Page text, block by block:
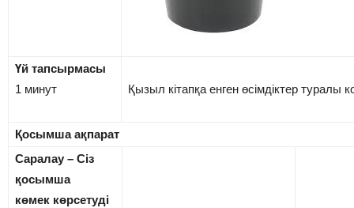
Үй тапсырмасы
1 минут
Қызыл кітапқа енген өсімдіктер туралы
Қосымша ақпарат
Саралау – Сіз
қосымша
көмек көрсетуді